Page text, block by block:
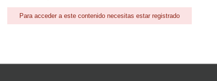
Para acceder a este contenido necesitas estar registrado